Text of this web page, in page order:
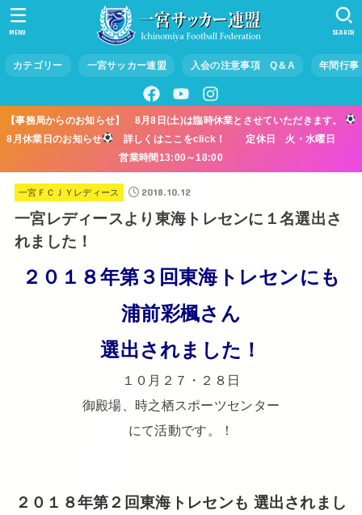
カテゴリー 一宮サッカー連盟 入会の注意事項 Q＆A 年間行事
SEARCH
MENU
【事務局からのお知らせ】 8月8日(土)は臨時休業とさせていただきます。
8月休業日のお知らせ
詳しくはここをclick！ 定休日 火・水曜日
営業時間13:00～18:00
一宮ＦＣＪＹレディース 2018.10.12
一宮レディースより東海トレセンに１名選出さ
れました！
２０１８年第３回東海トレセンにも
浦前彩楓さん
選出されました！
１０月２７・２８日
御殿場、時之栖スポーツセンター
にて活動です。！
２０１８年第２回東海トレセンも 選出されまし